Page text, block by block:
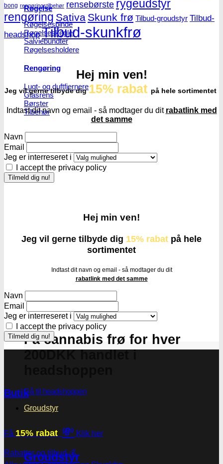
Røgelse
Røgelsespinde
Røgelseskegler
Salviebundter
Røgelsesholdere
Rengøring
Lugt- og duftfjernere
Glasrens
Børster
Tilbehør
Få cannabis frø for hver
Gå til headshoppen
Groudstyr
Groudstyr
bong rengøringstilbehør rensebørste rygeudstyr
rengøring Sativa Skunk frø Tilbud-groudstyr Tilbud-
headshop Tilbud-skunkfrø
Hej min ven!
Jeg vil gerne tilbyde dig15% rabat på hele sortimentet
Indtast dit navn og email - så modtager du dit rabatlink med
det samme
Navn
Email
Jeg er interreseret i
I accept the privacy policy
Hej min ven!
Jeg vil gerne tilbyde dig 15% rabat på hele
sortimentet
Indtast dit navn og email - så modtager du dit
rabatlink med det samme
Navn
Email
Jeg er interreseret i
I accept the privacy policy
Butik
Få 15% rabat 💸 Klik her
Rabatter og tilbud 💰